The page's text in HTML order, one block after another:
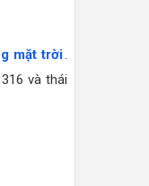
mặt trời.
và thái